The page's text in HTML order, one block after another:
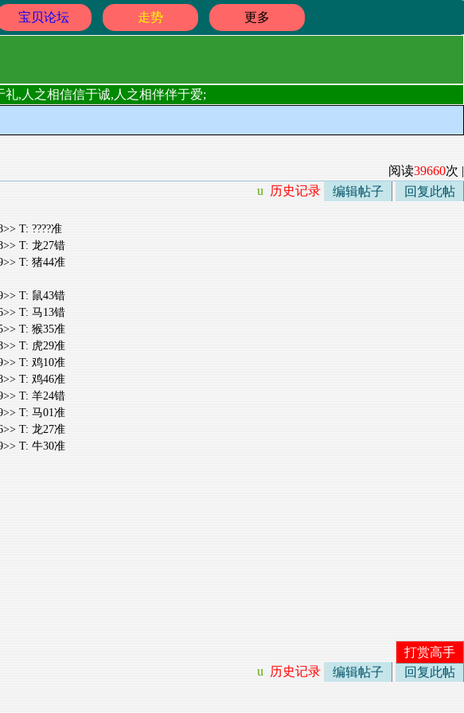
宝贝论坛 走势 更多
,人之相信信于诚,人之相伴伴于爱;
阅读39660次 |
u 历史记录 编辑帖子
回复此帖
T: ????准
T: 龙27错
T: 猪44准
T: 鼠43错
T: 马13错
T: 猴35准
T: 虎29准
T: 鸡10准
T: 鸡46准
T: 羊24错
T: 马01准
T: 龙27准
T: 牛30准
打赏高手
u 历史记录 编辑帖子
回复此帖